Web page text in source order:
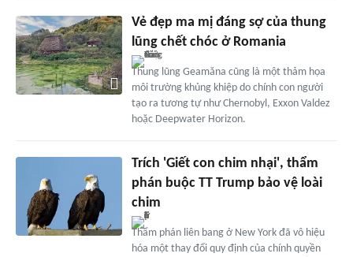
Vẻ đẹp ma mị đáng sợ của thung
lũng chết chóc ở Romania
Thung lũng Geamăna cũng là một thảm họa
môi trường khủng khiệp do chính con người
tạo ra tương tự như Chernobyl, Exxon Valdez
hoặc Deepwater Horizon.
Trích 'Giết con chim nhại', thẩm
phán buộc TT Trump bảo vệ loài
chim
Thẩm phán liên bang ở New York đã vô hiệu
hóa một thay đổi quy định của chính quyền